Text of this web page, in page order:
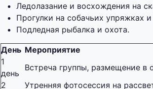
Ледолазание и восхождения на
Прогулки на собачьих упряжках и
Подледная рыбалка и охота.
День Мероприятие
1
день
Встреча группы, размещение в
2
Утренняя фотосессия на